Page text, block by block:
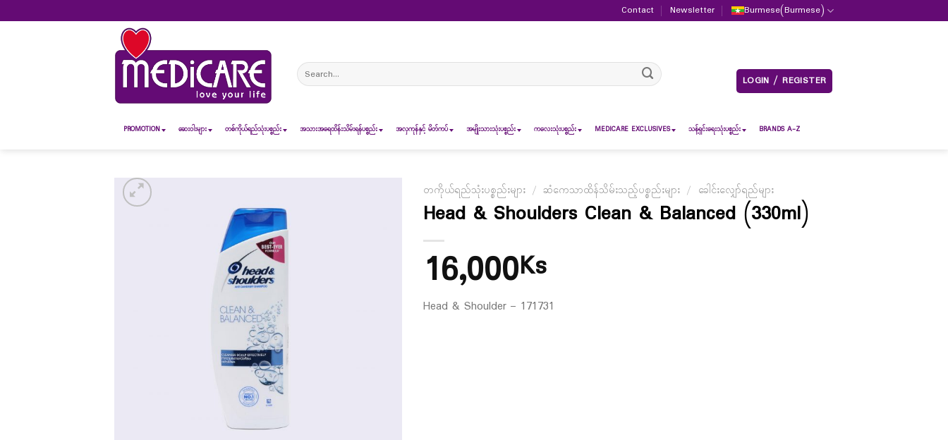
to
Contact Newsletter Burmese(Burmese)
Search
for:
LOGIN / REGISTER
PROMOTION ဆေး၀ါးများ တစ်ကိုယ်ရည်သုံးပစ္စည်း အသားအရေထိန်းသိမ်းရန်ပစ္စည်း အလှကုန်နှင့် မိတ်ကပ် အမျိုးသားသုံးပစ္စည်း ကလေးသုံးပစ္စည်း MEDICARE EXCLUSIVES သန့်ရှင်းရေးသုံးပစ္စည်း BRANDS A-Z
တကိုယ်ရည်သုံးပစ္စည်းများ / ဆံကေသာထိန်သိမ်းသည့်ပစ္စည်းများ / ခေါင်းလျှော်ရည်များ
Head & Shoulders Clean & Balanced (330ml)
16,000Ks
Head & Shoulder – 171731